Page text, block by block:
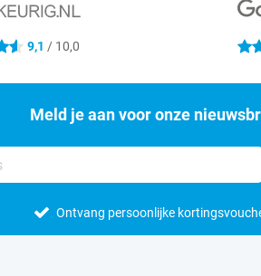
9,1 / 10,0 4.4
Meld je aan voor onze
Ontvang persoonlijke